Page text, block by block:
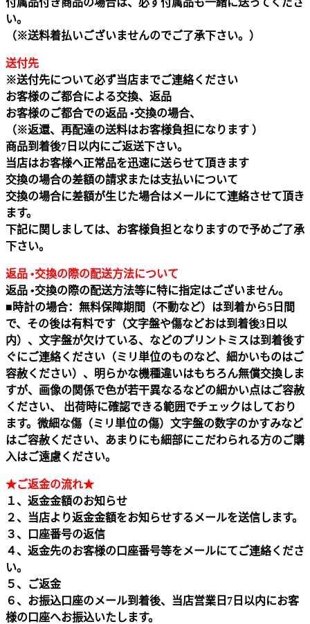
い。
（※送料着払いございませんのでご了承下さい。）
送付先
※送付先について必ず当店までご連絡ください
お客様のご都合による交換、返品
お客様のご都合での返品 •交換の場合、
（※返還、再配達の送料はお客様負担になります ）
商品到着後7日以内にご返送下さい。
当店はお客様へ正常品を迅速に送らせて頂きます
交換の場合の差額の請求または支払いについて
交換の場合に差額が生じた場合はメールにて連絡させて頂き
ます。
下記に関しましては、お客様負担となりますので予めご了承
下さい。
返品 •交換の際の配送方法について
返品 •交換の際の配送方法等に特に指定はございません。
■時計の場合：無料保障期間（不動など）は到着から5日間
で、その後は有料です（文字盤や傷などおは到着後3日以
内）、文字盤が欠けている、などのプリントミスは到着後す
ぐにご連絡ください（ミリ単位のものなど、細かいものはご
容赦ください）、明らかな機種違いはもちろん無償交換しま
すが、画像の関係で色が若干異なるなどの細かい点はご容赦
ください、 出荷時に確認できる範囲でチェックはしており
ます。微細な傷（ミリ単位の傷）文字盤の数字のかすみなど
はご容赦ください、あまりにも細部にこだわられる方のご購
入はご遠慮ください。
★ご返金の流れ★
１、返金金額のお知らせ
２、当店より返金金額をお知らせするメールを送信します。
３、口座番号の返信
４、返金先のお客様の口座番号等をメールにてご連絡くださ
い。
５、ご返金
６、お振込口座のメール到着後、当店営業日7日以内にお客
様の口座へお振込いたします。